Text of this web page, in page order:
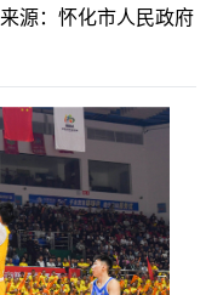
源：怀化市人民政府